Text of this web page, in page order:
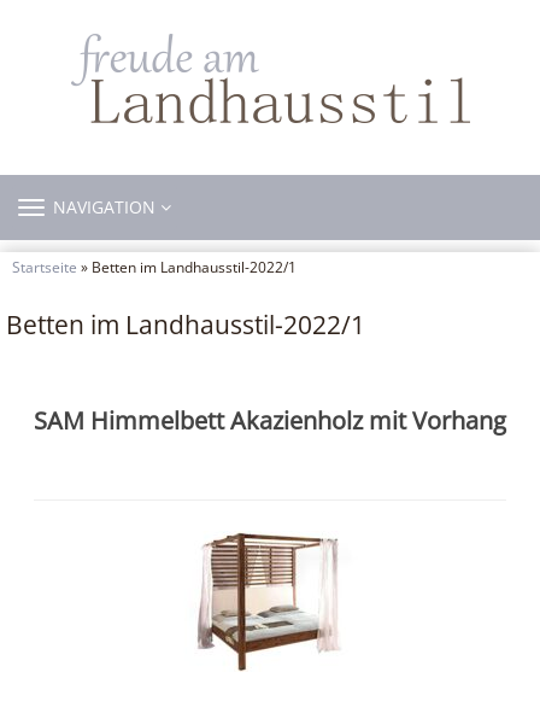
TOGGLE
NAVIGATION
Startseite » Betten im Landhausstil-2022/1
Betten im Landhausstil-2022/1
SAM Himmelbett Akazienholz mit Vorhang